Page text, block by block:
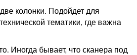
колонки. Подойдет для
тематики, где важна
Иногда бывает, что сканера под